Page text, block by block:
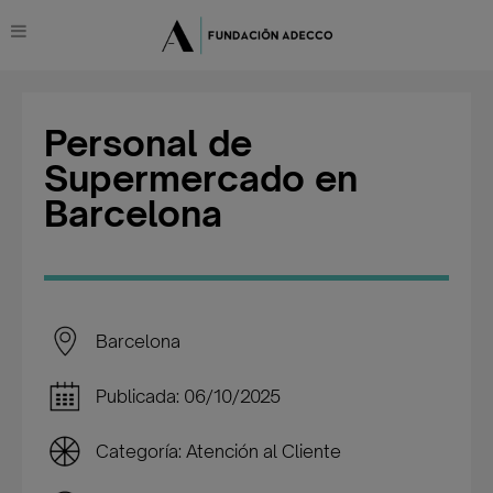
Personal de
Supermercado en
Barcelona
Barcelona
Publicada: 06/10/2025
Categoría: Atención al Cliente